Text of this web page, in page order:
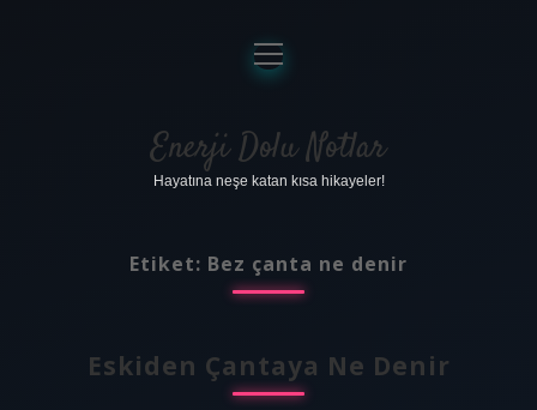
Anasayfa
Gizlilik Politikası
Yasal Uyarı
menüyü
aç
Enerji Dolu Notlar
Hayatına neşe katan kısa hikayeler!
Etiket: Bez çanta ne denir
Eskiden Çantaya Ne Denir